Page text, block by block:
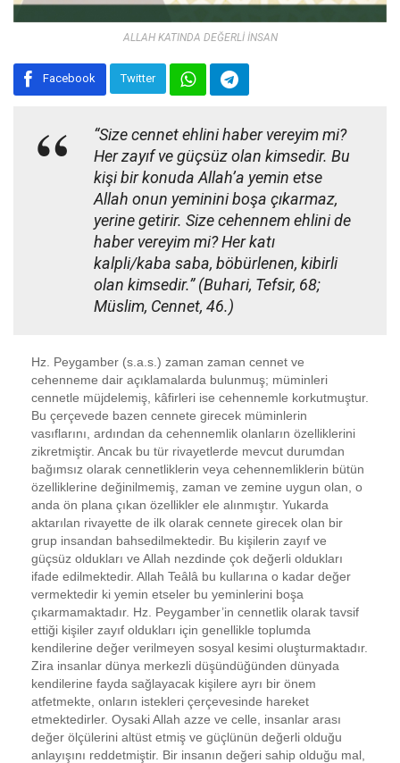
ALLAH KATINDA DEĞERLİ İNSAN
Facebook Twitter
“Size cennet ehlini haber vereyim mi?
Her zayıf ve güçsüz olan kimsedir. Bu
kişi bir konuda Allah’a yemin etse
Allah onun yeminini boşa çıkarmaz,
yerine getirir. Size cehennem ehlini de
haber vereyim mi? Her katı
kalpli/kaba saba, böbürlenen, kibirli
olan kimsedir.” (Buhari, Tefsir, 68;
Müslim, Cennet, 46.)
Hz. Peygamber (s.a.s.) zaman zaman cennet ve
cehenneme dair açıklamalarda bulunmuş; müminleri
cennetle müjdelemiş, kâfirleri ise cehennemle korkutmuştur.
Bu çerçevede bazen cennete girecek müminlerin
vasıflarını, ardından da cehennemlik olanların özelliklerini
zikretmiştir. Ancak bu tür rivayetlerde mevcut durumdan
bağımsız olarak cennetliklerin veya cehennemliklerin bütün
özelliklerine değinilmemiş, zaman ve zemine uygun olan, o
anda ön plana çıkan özellikler ele alınmıştır. Yukarda
aktarılan rivayette de ilk olarak cennete girecek olan bir
grup insandan bahsedilmektedir. Bu kişilerin zayıf ve
güçsüz oldukları ve Allah nezdinde çok değerli oldukları
ifade edilmektedir. Allah Teâlâ bu kullarına o kadar değer
vermektedir ki yemin etseler bu yeminlerini boşa
çıkarmamaktadır. Hz. Peygamber’in cennetlik olarak tavsif
ettiği kişiler zayıf oldukları için genellikle toplumda
kendilerine değer verilmeyen sosyal kesimi oluşturmaktadır.
Zira insanlar dünya merkezli düşündüğünden dünyada
kendilerine fayda sağlayacak kişilere ayrı bir önem
atfetmekte, onların istekleri çerçevesinde hareket
etmektedirler. Oysaki Allah azze ve celle, insanlar arası
değer ölçülerini altüst etmiş ve güçlünün değerli olduğu
anlayışını reddetmiştir. Bir insanın değeri sahip olduğu mal,